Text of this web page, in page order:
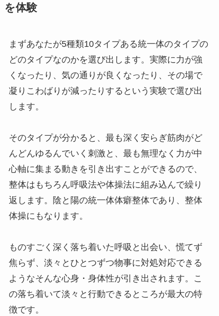
を体験
まずあなたが5種類10タイプある統一体のタイプの
どのタイプなのかを選び出します。実際に力が強
くなったり、気の通りが良くなったり、その場で
凝りこわばりが減ったりするという実験で選び出
します。
そのタイプが分かると、最も深く安らぎ筋肉がど
んどんゆるんでいく刺激と、最も無理なく力が中
心軸に集まる動きを引き出すことができるので、
整体はもちろん呼吸法や体操法に組み込んで繰り
返します。陰と陽の統一体体癖整体であり、整体
体操にもなります。
ものすごく深く落ち着いた呼吸と出会い、慌てず
焦らず、淡々とひとつずつ物事に対処対応できる
ようなそんな心身・身体性が引き出されます。こ
の落ち着いて淡々と行動できるところが最大の特
徴です。